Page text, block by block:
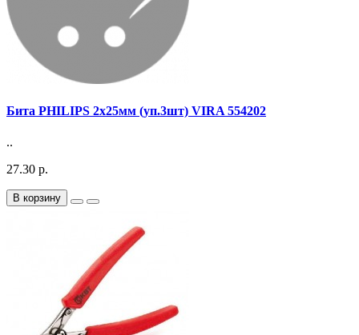
Бита PHILIPS 2х25мм (уп.3шт) VIRA 554202
..
27.30 р.
В корзину